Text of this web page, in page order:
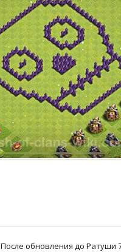
После обновления до Ратуши